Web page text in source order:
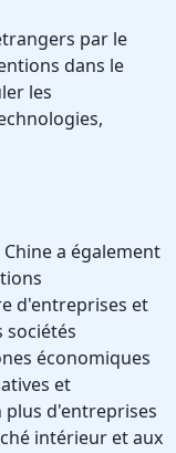
par le
dans le
les
a également
d'entreprises et
sociétés
économiques
et
plus d'entreprises
intérieur et aux